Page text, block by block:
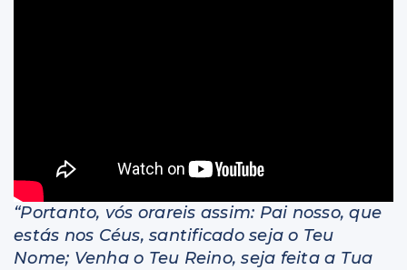
“Portanto, vós orareis assim: Pai nosso, que
estás nos Céus, santificado seja o Teu
Nome; Venha o Teu Reino, seja feita a Tua